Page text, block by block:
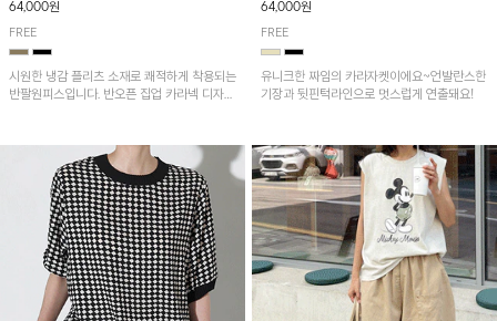
64,000원
FREE
시원한 냉감 플리츠 소재로 쾌적하게 착용되는
반팔원피스입니다. 반오픈 집업 카라넥 디자인
줘요~
64,000원
FREE
유니크한 짜임의 카라자켓이에요~언발란스한
기장과 뒷핀턱라인으로 멋스럽게 연출돼요!